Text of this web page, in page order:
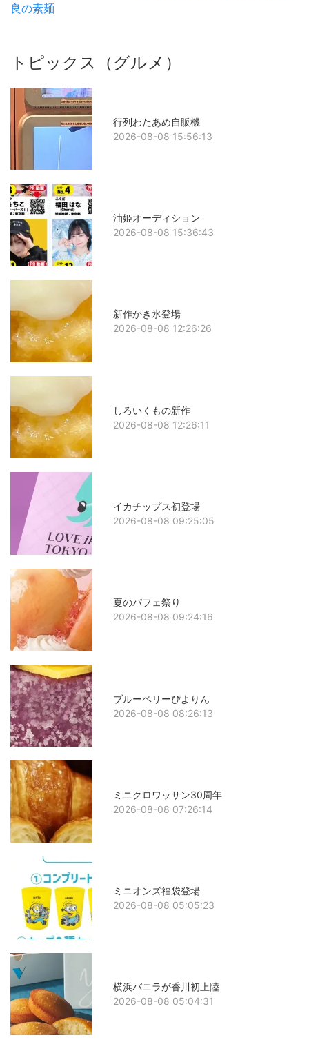
良の素麺
トピックス（グルメ）
行列わたあめ自販機
2026-08-08 15:56:13
油姫オーディション
2026-08-08 15:36:43
新作かき氷登場
2026-08-08 12:26:26
しろいくもの新作
2026-08-08 12:26:11
イカチップス初登場
2026-08-08 09:25:05
夏のパフェ祭り
2026-08-08 09:24:16
ブルーベリーぴよりん
2026-08-08 08:26:13
ミニクロワッサン30周年
2026-08-08 07:26:14
ミニオンズ福袋登場
2026-08-08 05:05:23
横浜バニラが香川初上陸
2026-08-08 05:04:31